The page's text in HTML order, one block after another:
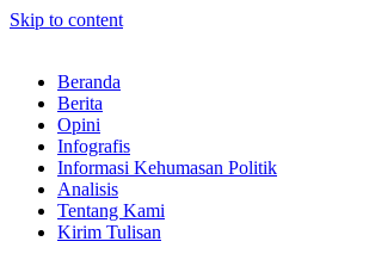
Skip to content
Beranda
Berita
Opini
Infografis
Informasi Kehumasan Politik
Analisis
Tentang Kami
Kirim Tulisan